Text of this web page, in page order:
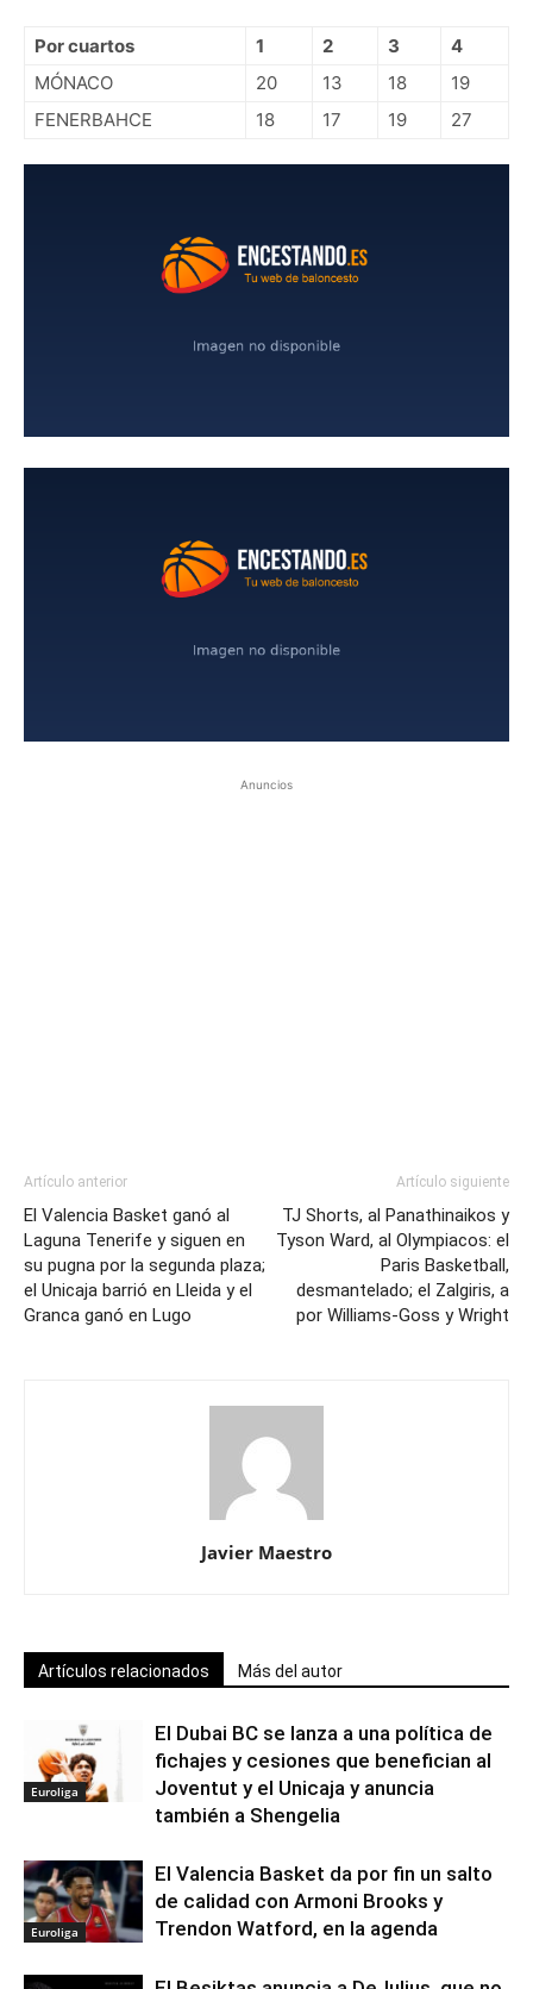
Por cuartos 1 2 3
4
MÓNACO
20 13 18
19
FENERBAHCE
18 17 19 27
Anuncios
Artículo anterior
El Valencia Basket ganó al
Laguna Tenerife y siguen en
su pugna por la segunda plaza;
el Unicaja barrió en Lleida y el
Granca ganó en Lugo
Artículo siguiente
TJ Shorts, al Panathinaikos y
Tyson Ward, al Olympiacos: el
Paris Basketball,
desmantelado; el Zalgiris, a
por Williams-Goss y Wright
Javier Maestro
Artículos relacionados Más del autor
Euroliga
El Dubai BC se lanza a una política de
fichajes y cesiones que benefician al
Joventut y el Unicaja y anuncia
también a Shengelia
Euroliga
El Valencia Basket da por fin un salto
de calidad con Armoni Brooks y
Trendon Watford, en la agenda